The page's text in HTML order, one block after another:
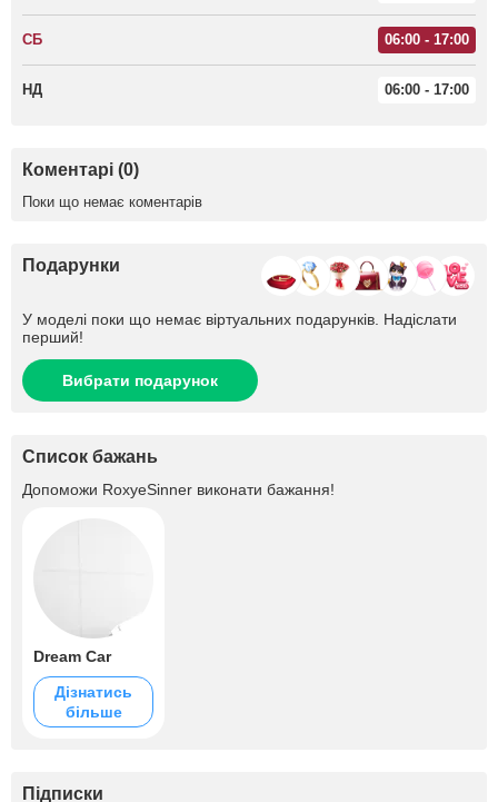
СБ 06:00 - 17:00
НД 06:00 - 17:00
Коментарі (0)
Поки що немає коментарів
Подарунки
У моделі поки що немає віртуальних подарунків. Надіслати
перший!
Вибрати подарунок
Список бажань
Допоможи RoxyeSinner виконати бажання!
Dream Car
Дізнатись
більше
Підписки